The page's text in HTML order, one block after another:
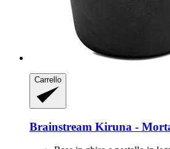
Carrello
Brainstream Kiruna -​